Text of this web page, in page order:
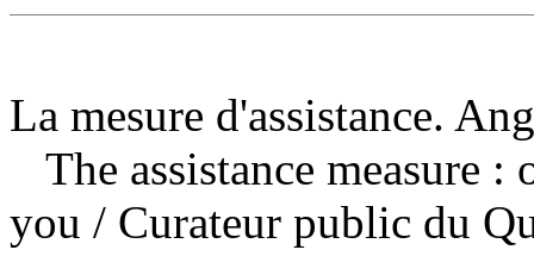
La mesure d'assistance.
The assistance measure
you / Curateur public du